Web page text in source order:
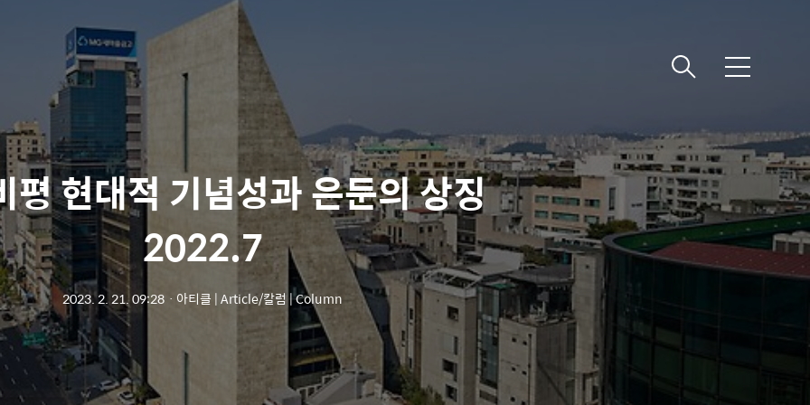
메
평 현대적 기념성과 은둔의 상징
2022.7
2023. 2. 21. 09:28 ㆍ 아티클 | Article/칼럼 | Column